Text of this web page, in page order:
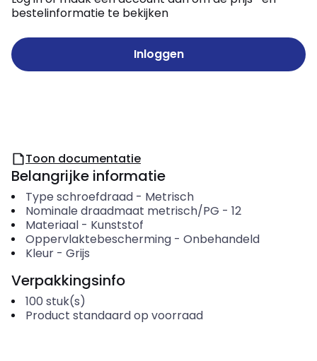
bestelinformatie te bekijken
Inloggen
Toon documentatie
Belangrijke informatie
Type schroefdraad- Metrisch
Nominale draadmaat metrisch/PG - 12
Materiaal- Kunststof
Oppervlaktebescherming- Onbehandeld
Kleur- Grijs
Verpakkingsinfo
100 stuk(s)
Product standaard op voorraad